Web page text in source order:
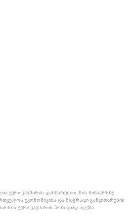
ევროკავშირის დახმარებით. მის შინაარსზე
ეკონომიკისა და მდგრადი განვითარების
ევროკავშირის პოზიციად აღქმა